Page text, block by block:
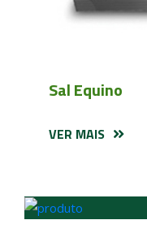
Sal Equino
VER MAIS